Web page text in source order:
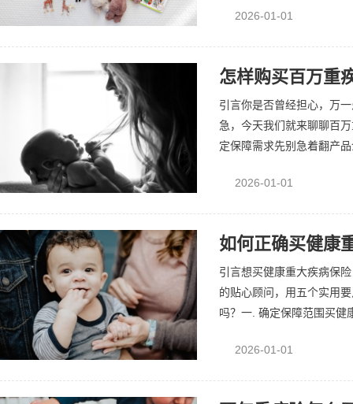
2026-01-01
怎样购买百万重
引言你是否曾经担心，万
急，今天我们就来聊聊百
定保障需求先别急着翻产
2026-01-01
如何正确买健康
引言想买健康重大疾病保
的贴心顾问，用五个实用
吗？一. 确定保障范围买健
2026-01-01